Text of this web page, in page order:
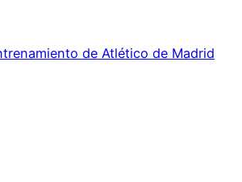
de Atlético de Madrid